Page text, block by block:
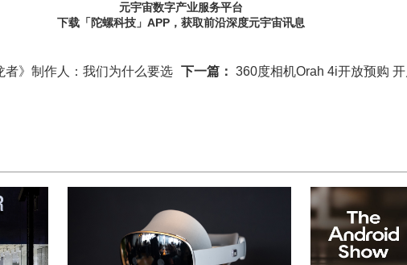
元宇宙数字产业服务平台
下载「陀螺科技」APP，获取前沿深度元宇宙讯息
者》制作人：我们为什么要选 下一篇： 360度相机Orah 4i开放预购